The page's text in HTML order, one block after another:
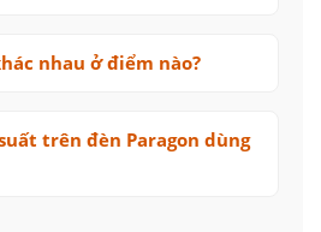
nhau ở điểm nào?
trên đèn Paragon dùng